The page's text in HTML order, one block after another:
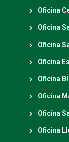
Oficina
Oficina
Oficina
Oficina
Oficina
Oficina
Oficina
Oficina